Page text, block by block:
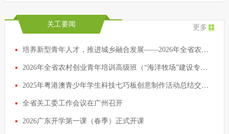
关工要闻 更多
2026年全省农村创业青年培训高级班（“海洋牧场”建设专题）开班
全省关工委工作会议在广州召开
2026广东开学第一课（春季）正式开课